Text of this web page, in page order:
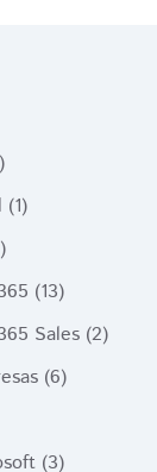
(1)
(13)
Sales (2)
(6)
(3)